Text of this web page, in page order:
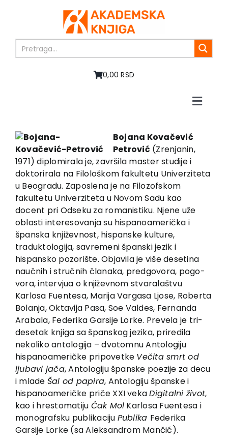
0,00 RSD
Toggle
About us
Books
In preparation
Sale
Authors
News
EU PROJECTS
Contact
Bojana Kovačević
Petrović (Zrenjanin,
1971) diplomirala je, završila master studije i
doktorirala na Filološkom fakul­tetu Univerziteta
u Beogradu. Zaposlena je na Filozofskom
fakulte­tu­ Univer­zi­te­ta­ u Novom Sadu kao
docent pri Odseku­ za romanistiku. Njene uže
oblasti interesovanja su hispanoamerička i
španska književnost, hispanske kulture,
traduktolo­gija, savremeni španski jezik i
hispansko pozorište. Objavila je više desetina
naučnih i stručnih članaka, predgovora, pogo­
vora, intervjua o književnom stvaralaštvu
Karlosa Fuentesa, Marija Vargasa Ljose, Roberta
Bolanja, Oktavija Pasa, Soe Val­des, Fernanda
Arabala, Federika Garsije Lorke. Prevela je tri­
desetak knjiga sa španskog jezika, priredila
nekoliko antologija – dvotomnu Antologiju
hispanoameričke pripovetke Večita smrt od
ljuba­vi­ jača, Antolo­gi­ju­ španske­ poezi­je­ za decu
i mla­de Šal od papira­, Antologiju španske i
hispanoameričke priče XXI vekaDigitalni život,
kao i hrestomatiju Ćak Mol Karlosa Fuentesa i
monografsku publikaciju Publika Federika
Garsije Lorke (sa Aleksandrom Mančić).